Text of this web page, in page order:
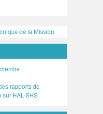
de la Mission
rapports de
sur HAL-SHS